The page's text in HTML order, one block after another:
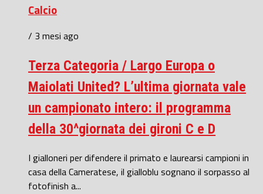
Calcio
/ 3 mesi ago
Terza Categoria / Largo Europa o
Maiolati United? L’ultima giornata vale
un campionato intero: il programma
della 30^giornata dei gironi C e D
I gialloneri per difendere il primato e laurearsi campioni in
casa della Cameratese, il gialloblu sognano il sorpasso al
fotofinish a...